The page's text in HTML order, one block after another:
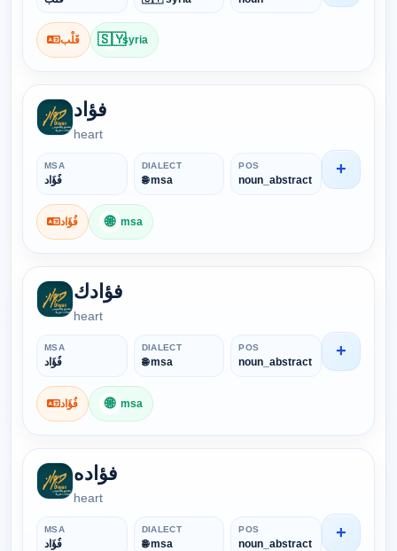
قَلْب 🇸🇾syria
فؤاد
heart
MSA
فُؤَاد
DIALECT
🌐 msa
POS
noun_abstract
فُؤَاد 🌐 msa
+
فؤادك
heart
MSA
فُؤَاد
DIALECT
🌐 msa
POS
noun_abstract
فُؤَاد 🌐 msa
+
فؤاده
heart
MSA
فُؤَاد
DIALECT
🌐 msa
POS
noun_abstract
+